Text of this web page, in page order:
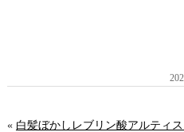
« 白髪ぼかしレブリン酸アルティ